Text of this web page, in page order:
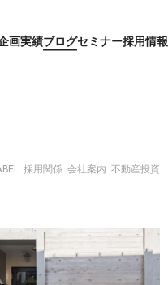
画実績ブログセミナー採用情報
採用関係 会社案内 不動産投資